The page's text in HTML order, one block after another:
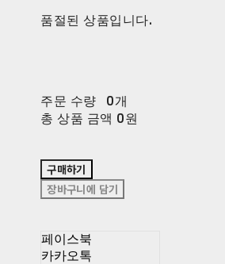
품절된 상품입니다.
주문 수량
0개
총 상품 금액 0원
구매하기
장바구니에 담기
페이스북
카카오톡